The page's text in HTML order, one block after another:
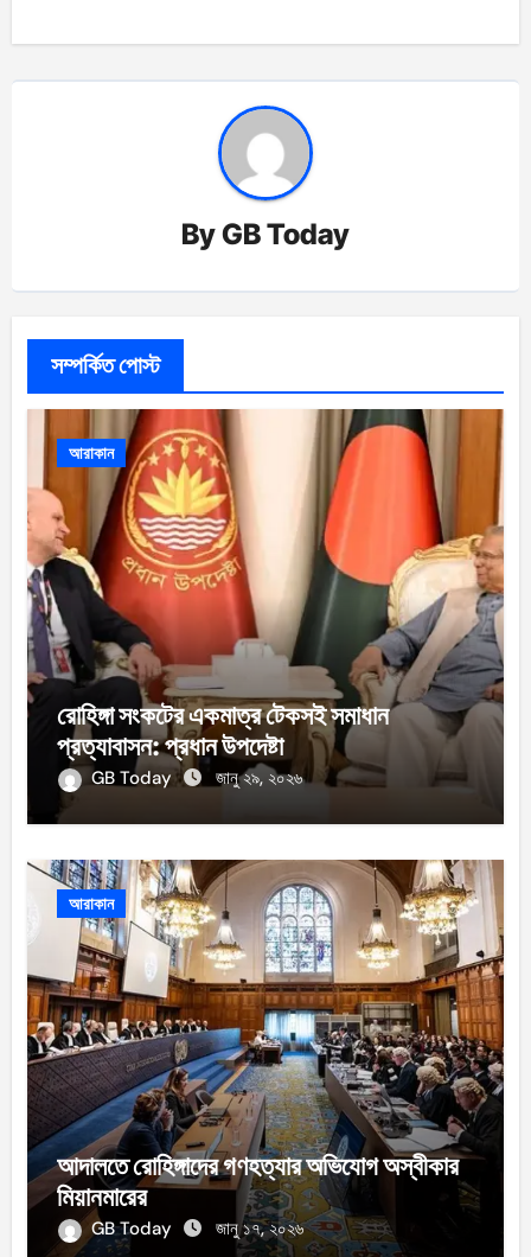
ByGB Today
সম্পর্কিত পোস্ট
আরাকান
রোহিঙ্গা সংকটের একমাত্র টেকসই সমাধান
প্রত্যাবাসন: প্রধান উপদেষ্টা
GB Today জানু ২৯, ২০২৬
আরাকান
আদালতে রোহিঙ্গাদের গণহত্যার অভিযোগ অস্বীকার
মিয়ানমারের
GB Today জানু ১৭, ২০২৬